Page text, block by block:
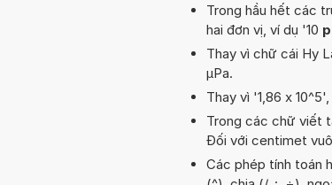
Trong hầu hết các
hai đơn vị, ví dụ '10
Thay vì chữ cái Hy
µPa.
Thay vì '1,86 x
Trong các chữ viết
Đối với centimet
Các phép tính toán